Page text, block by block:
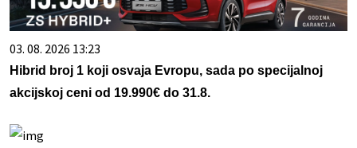
03. 08. 2026 13:23
Hibrid broj 1 koji osvaja Evropu, sada po specijalnoj
akcijskoj ceni od 19.990€ do 31.8.